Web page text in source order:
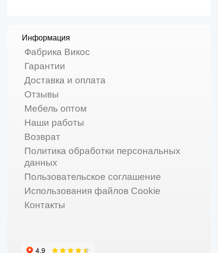
Информация
Фабрика Викос
Гарантии
Доставка и оплата
Отзывы
Мебель оптом
Наши работы
Возврат
Политика обработки персональных
данных
Пользовательское соглашение
Использования файлов Cookie
Контакты